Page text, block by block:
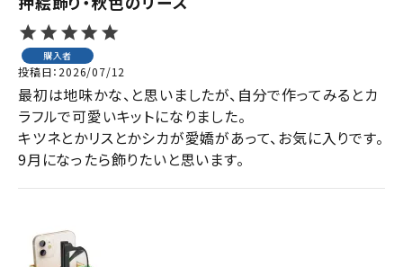
購入者
投稿日 2026/07/12
最初は地味かな、と思いましたが、自分で作ってみるとカ
ラフルで可愛いキットになりました。
キツネとかリスとかシカが愛嬌があって、お気に入りです。
9月になったら飾りたいと思います。